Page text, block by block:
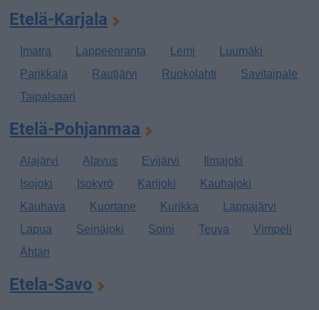
Etelä-Karjala
Imatra Lappeenranta Lemi
Luumäki
Parikkala
Rautjärvi Ruokolahti
Savitaipale
Taipalsaari
Etelä-Pohjanmaa
Alajärvi Alavus Evijärvi
Ilmajoki
Isojoki
Isokyrö Karijoki
Kauhajoki
Kauhava
Kuortane Kurikka
Lappajärvi
Lapua
Seinäjoki Soini Teuva
Vimpeli
Ähtäri
Etela-Savo